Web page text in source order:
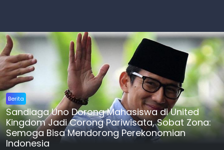
Berita
Sandiaga Uno Dorong Mahasiswa di United
Kingdom Jadi Corong Pariwisata, Sobat Zona:
Semoga Bisa Mendorong Perekonomian
Indonesia